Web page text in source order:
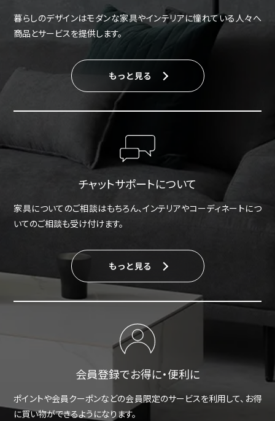
暮らしのデザインはモダンな家具やインテリアに憧れている人々へ
商品とサービスを提供します。
もっと見る
チャットサポートについて
家具についてのご相談はもちろん、インテリアやコーディネートにつ
いてのご相談も受け付けます。
もっと見る
会員登録でお得に・便利に
ポイントや会員クーポンなどの会員限定のサービスを利用して、お得
に買い物ができるようになります。